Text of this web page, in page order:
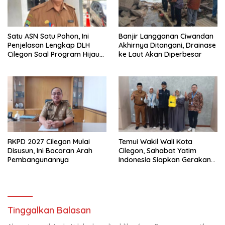
Satu ASN Satu Pohon, Ini
Penjelasan Lengkap DLH
Cilegon Soal Program Hijau
Banjir Langganan Ciwandan
Akhirnya Ditangani, Drainase
ke Laut Akan Diperbesar
RKPD 2027 Cilegon Mulai
Disusun, Ini Bocoran Arah
Pembangunannya
Temui Wakil Wali Kota
Cilegon, Sahabat Yatim
Indonesia Siapkan Gerakan
Tinggalkan Balasan